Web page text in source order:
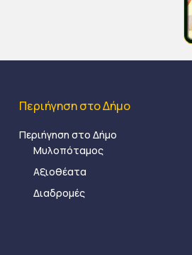
Περιήγηση στο Δήμο
Περιήγηση στο Δήμο
Μυλοπόταμος
Αξιοθέατα
Διαδρομές